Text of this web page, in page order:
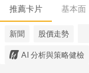
推薦卡片 基本面
新聞 股價走勢
AI 分析與策略健檢